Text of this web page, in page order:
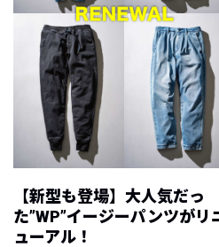
【新型も登場】大人気だっ
た”WP”イージーパンツがリ
ューアル！